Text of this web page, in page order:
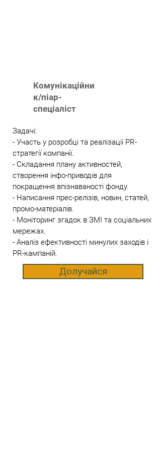
Комунікаційни
к/піар-
спеціаліст
Задачі:
- Участь у розробці та реалізації PR-
стратегії компанії.
- Складання плану активностей,
створення інфо-приводів для
покращення впізнаваності фонду.
- Написання прес-релізів, новин, статей,
промо-матеріалів.
- Моніторинг згадок в ЗМІ та соціальних
мережах.
- Аналіз ефективності минулих заходів і
PR-кампаній.
Долучайся